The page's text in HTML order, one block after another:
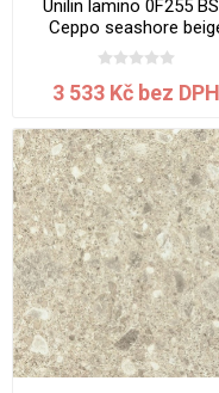
Unilin lamino 0F255
Ceppo seashore
2800x2070x19 mm
3 533 Kč bez DPH